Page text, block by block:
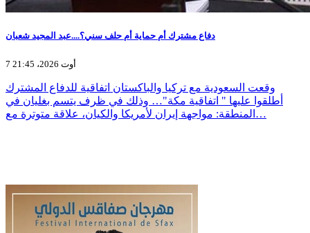
دفاع مشترك أم حماية أم حلف سني؟....عبد المجيد شعبان
7 أوت 2026، 21:45
وقعت السعودية مع تركيا والباكستان اتفاقية للدفاع المشترك
أطلقوا عليها " اتفاقية مكة"… وذلك في ظرف يتسم بغليان في
المنطقة: مواجهة إيران لأمريكا والكيان، علاقة متوترة مع…